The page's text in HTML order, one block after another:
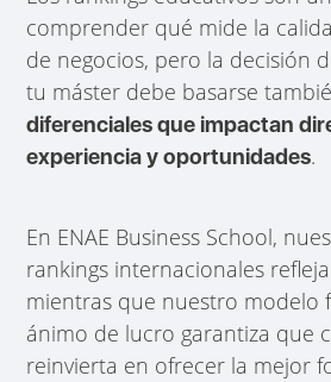
comprender qué mide la
de negocios, pero la decisión
tu máster debe basarse
diferenciales que impactan
experiencia y oportunidades.
En ENAE Business School,
rankings internacionales
mientras que nuestro modelo
ánimo de lucro garantiza que
reinvierta en ofrecer la mejor